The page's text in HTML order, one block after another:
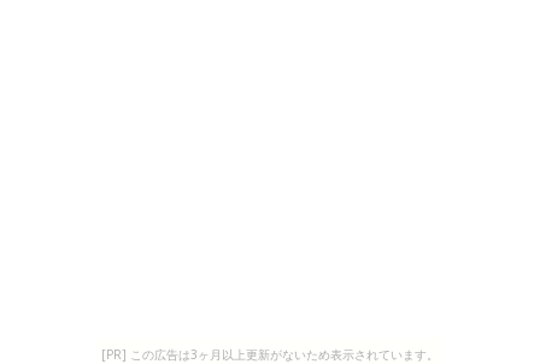
[PR] この広告は3ヶ月以上更新がないため表示されています。